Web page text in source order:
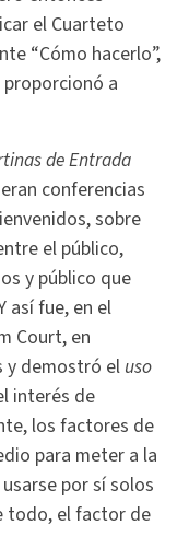
el Cuarteto
“Cómo hacerlo”,
a
de Entrada
conferencias
sobre
el público,
y público que
así fue, en el
Court, en
y demostró el uso
interés de
los factores de
para meter a la
por sí solos
todo, el factor de